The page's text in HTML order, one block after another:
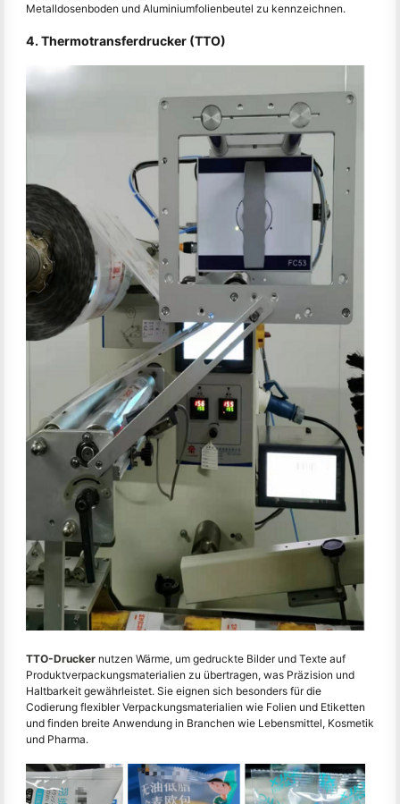
Metalldosenboden und Aluminiumfolienbeutel zu kennzeichnen.
4. Thermotransferdrucker (TTO)
TTO-Drucker nutzen Wärme, um gedruckte Bilder und Texte auf
Produktverpackungsmaterialien zu übertragen, was Präzision und
Haltbarkeit gewährleistet. Sie eignen sich besonders für die
Codierung flexibler Verpackungsmaterialien wie Folien und Etiketten
und finden breite Anwendung in Branchen wie Lebensmittel, Kosmetik
und Pharma.